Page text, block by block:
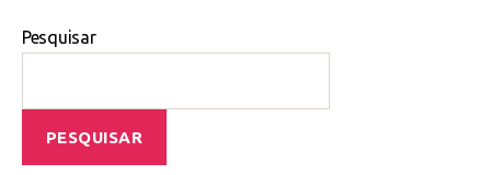
Pesquisar
PESQUISAR